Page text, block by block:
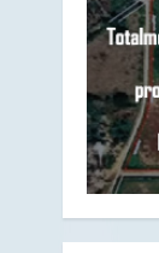
y
n
d
o